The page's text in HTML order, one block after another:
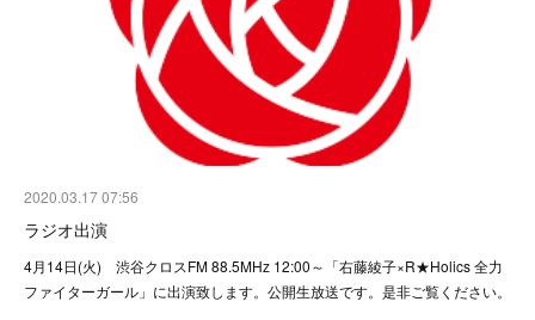
2020.03.17 07:56
ラジオ出演
4月14日(火) 渋谷クロスFM 88.5MHz 12:00～「右藤綾子×R★Holics 全力
ファイターガール」に出演致します。公開生放送です。是非ご覧ください。